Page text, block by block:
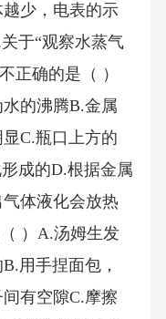
少，电表的示
于“观察水蒸气
正确的是（ ）
的沸腾B.金属
C.瓶口上方的
成的D.根据金属
体液化会放热
）A.汤姆生发
用手捏面包，
有空隙C.摩擦